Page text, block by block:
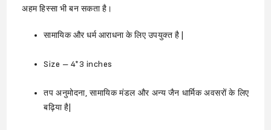
अहम हिस्सा भी बन सकता है।
सामायिक और धर्म आराधना के लिए उपयुक्त है |
Size – 4*3 inches
तप अनुमोदना, सामायिक मंडल और अन्य जैन धार्मिक अवसरों के लिए
बढ़िया है|